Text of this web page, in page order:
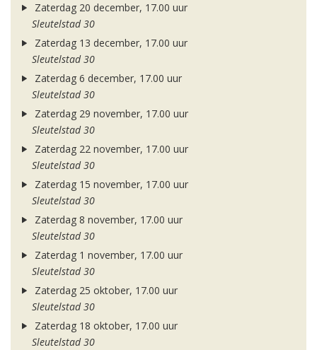
Zaterdag 20 december, 17.00 uur
Sleutelstad 30
Zaterdag 13 december, 17.00 uur
Sleutelstad 30
Zaterdag 6 december, 17.00 uur
Sleutelstad 30
Zaterdag 29 november, 17.00 uur
Sleutelstad 30
Zaterdag 22 november, 17.00 uur
Sleutelstad 30
Zaterdag 15 november, 17.00 uur
Sleutelstad 30
Zaterdag 8 november, 17.00 uur
Sleutelstad 30
Zaterdag 1 november, 17.00 uur
Sleutelstad 30
Zaterdag 25 oktober, 17.00 uur
Sleutelstad 30
Zaterdag 18 oktober, 17.00 uur
Sleutelstad 30